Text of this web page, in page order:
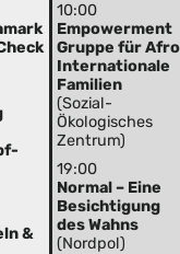
&
10:00
Empowerment
Gruppe für
Internationale
Familien
(Sozial-
Ökologisches
Zentrum)
19:00
Normal – Eine
Besichtigung
des Wahns
(Nordpol)